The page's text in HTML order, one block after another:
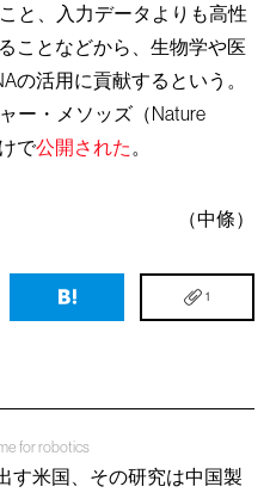
と、入力データよりも高性
ことなどから、生物学や医
の活用に貢献するという。
ー・メソッズ（Nature
で公開された 。
（中條）
1
for robotics
す米国、その研究は中国製